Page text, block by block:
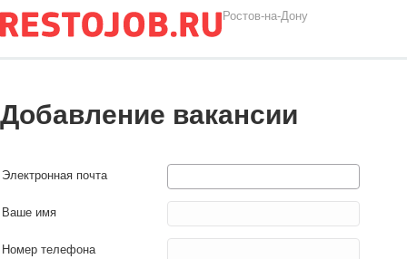
Ростов-на-Дону
Добавление вакансии
Электронная почта
Ваше имя
Номер телефона